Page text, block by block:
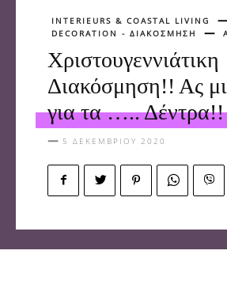
INTERIEURS & COASTAL LIVING
DECORATION - ΔΙΑΚΟΣΜΗΣΗ
Χριστουγεννιάτικη
Διακόσμηση!! Ας
για τα ….. Δέντρα!!
5 ΔΕΚΕΜΒΡΊΟΥ 2020